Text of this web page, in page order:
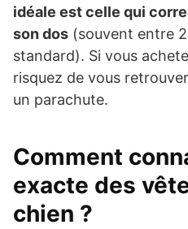
idéale est celle qui
son dos (souvent entre
standard). Si vous
risquez de vous
un parachute.
Comment
exacte des
chien ?